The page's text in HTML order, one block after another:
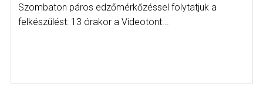
Szombaton páros edzőmérkőzéssel folytatjuk a
felkészülést: 13 órakor a Videotont...